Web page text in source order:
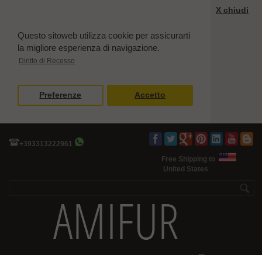
Questo sitoweb utilizza cookie per assicurarti
la migliore esperienza di navigazione.
Diritto di Recesso
X chiudi
Preferenze Accetto
+393313222961
Free Shipping to
United States